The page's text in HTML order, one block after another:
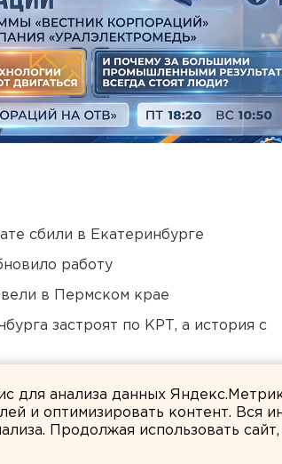
сбили в Екатеринбурге
работу
в Пермском крае
застроят по КРТ, а история с
для анализа данных
и оптимизировать контент. Вся
Продолжая использовать